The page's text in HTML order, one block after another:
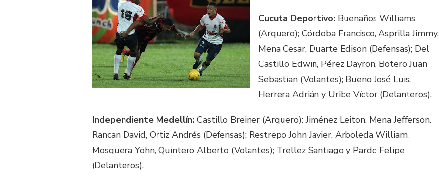
Cucuta Deportivo: Buenaños Williams
(Arquero); Córdoba Francisco, Asprilla Jimmy,
Mena Cesar, Duarte Edison (Defensas); Del
Castillo Edwin, Pérez Dayron, Botero Juan
Sebastian (Volantes); Bueno José Luis,
Herrera Adrián y Uribe Víctor (Delanteros).
Independiente Medellín: Castillo Breiner (Arquero); Jiménez Leiton, Mena Jefferson,
Rancan David, Ortiz Andrés (Defensas); Restrepo John Javier, Arboleda William,
Mosquera Yohn, Quintero Alberto (Volantes); Trellez Santiago y Pardo Felipe
(Delanteros).